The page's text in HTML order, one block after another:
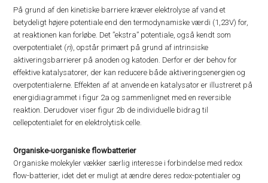
På grund af den kinetiske barriere kræver elektrolyse af vand et
betydeligt højere potentiale end den termodynamiske værdi (1,23V) for,
at reaktionen kan forløbe. Det ”ekstra” potentiale, også kendt som
overpotentialet (n), opstår primært på grund af intrinsiske
aktiveringsbarrierer på anoden og katoden. Derfor er der behov for
effektive katalysatorer, der kan reducere både aktiveringsenergien og
overpotentialerne. Effekten af at anvende en katalysator er illustreret på
energidiagrammet i figur 2a og sammenlignet med en reversible
reaktion. Derudover viser figur 2b de individuelle bidrag til
cellepotentialet for en elektrolytisk celle.
Organiske-uorganiske flowbatterier
Organiske molekyler vækker særlig interesse i forbindelse med redox
flow-batterier, idet det er muligt at ændre deres redox-potentialer og